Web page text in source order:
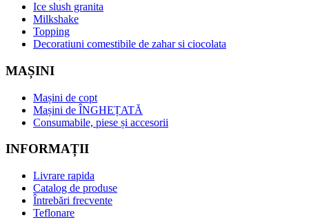
Ice slush granita
Milkshake
Topping
Decoratiuni comestibile de zahar si ciocolata
MAȘINI
Mașini de copt
Mașini de ÎNGHEȚATĂ
Consumabile, piese și accesorii
INFORMAȚII
Livrare rapida
Catalog de produse
Întrebări frecvente
Teflonare